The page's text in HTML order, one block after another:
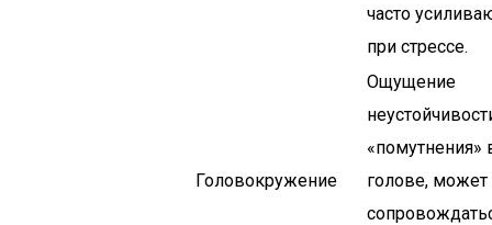
часто
при стрессе.
Головокружение
Ощущение
«помутнения»
голове, может